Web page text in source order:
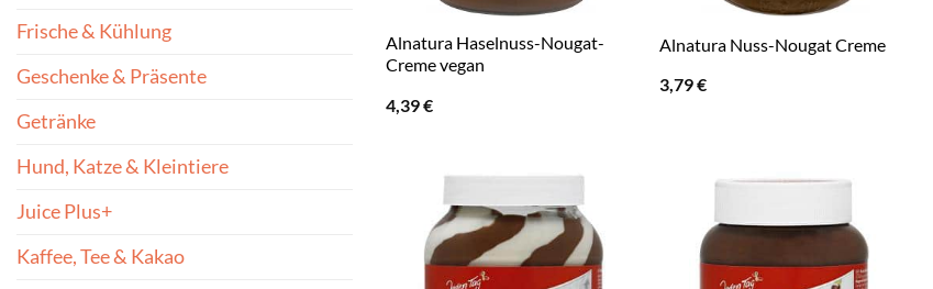
Frische & Kühlung
Geschenke & Präsente
Getränke
Hund, Katze & Kleintiere
Juice Plus+
Kaffee, Tee & Kakao
Alnatura Haselnuss-Nougat-
Creme vegan
4,39€
Alnatura Nuss-Nougat Creme
3,79€